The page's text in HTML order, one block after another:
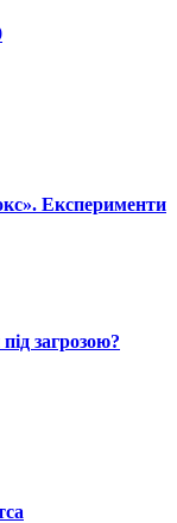
Експерименти
загрозою?